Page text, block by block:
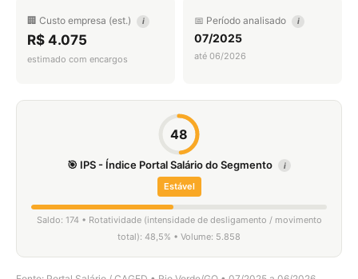
🏢 Custo empresa (est.) i
R$ 4.075
estimado com encargos
📅 Período analisado i
07/2025
até 06/2026
48
🎯 IPS - Índice Portal Salário do Segmento i
Estável
Saldo: 174 • Rotatividade (intensidade de desligamento / movimento
total): 48,5% • Volume: 5.858